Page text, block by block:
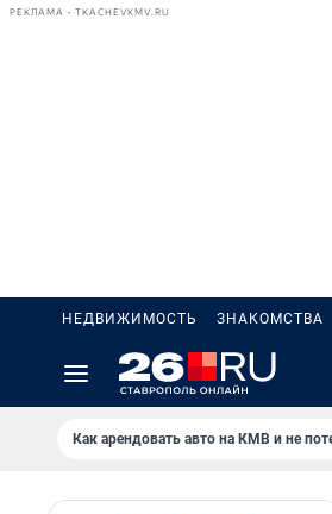
РЕКЛАМА • TKACHEVKMV.RU
НЕДВИЖИМОСТЬ ЗНАКОМСТВА
Как арендовать авто на КМВ и не